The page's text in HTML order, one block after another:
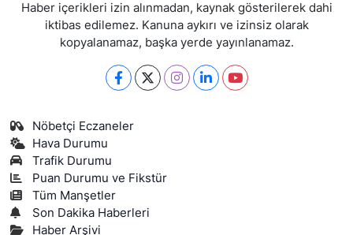
Haber içerikleri izin alınmadan, kaynak gösterilerek dahi
iktibas edilemez. Kanuna aykırı ve izinsiz olarak
kopyalanamaz, başka yerde yayınlanamaz.
Nöbetçi Eczaneler
Hava Durumu
Trafik Durumu
Puan Durumu ve Fikstür
Tüm Manşetler
Son Dakika Haberleri
Haber Arşivi